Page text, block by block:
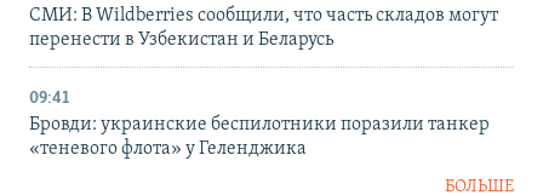
СМИ: В Wildberries сообщили, что часть складов могут
перенести в Узбекистан и Беларусь
09:41
Бровди: украинские беспилотники поразили танкер
«теневого флота» у Геленджика
БОЛЬШЕ